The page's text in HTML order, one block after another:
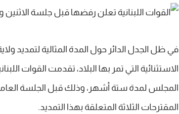
في ظل الجدل الدائر حول المدة المثالية لتمديد
الاستثنائية التي تمر بها البلاد، تقدمت القوات
المجلس لمدة ستة أشهر، وذلك قبل الجلسة
المقترحات الثلاثة المتعلقة بهذا التمديد.